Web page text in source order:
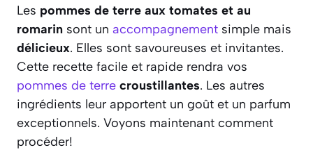
Les pommes de terre aux tomates et au
romarin sont un accompagnement simple mais
délicieux. Elles sont savoureuses et invitantes.
Cette recette facile et rapide rendra vos
pommes de terre croustillantes. Les autres
ingrédients leur apportent un goût et un parfum
exceptionnels. Voyons maintenant comment
procéder!